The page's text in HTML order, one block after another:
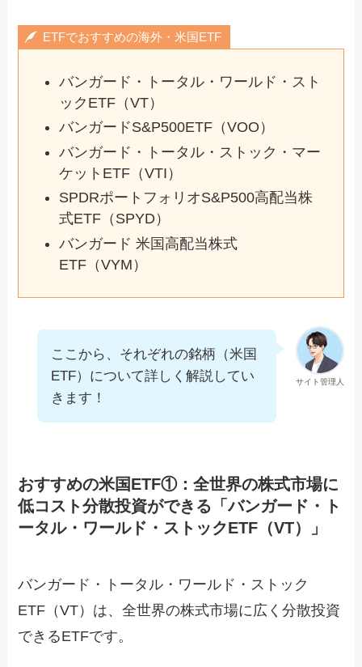
ETFでおすすめの海外・米国ETF
バンガード・トータル・ワールド・スト
ックETF（VT）
バンガードS&P500ETF（VOO）
バンガード・トータル・ストック・マー
ケットETF（VTI）
SPDRポートフォリオS&P500高配当株
式ETF（SPYD）
バンガード 米国高配当株式
ETF（VYM）
サイト管理人
ここから、それぞれの銘柄（米国
ETF）について詳しく解説してい
きます！
おすすめの米国ETF①：全世界の株式市場に
低コスト分散投資ができる「バンガード・ト
ータル・ワールド・ストックETF（VT）」
バンガード・トータル・ワールド・ストック
ETF（VT）は、全世界の株式市場に広く分散投資
できるETFです。